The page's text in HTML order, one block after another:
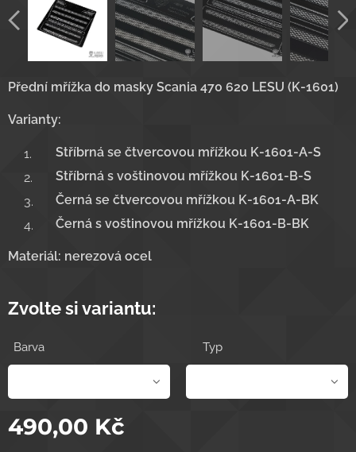
Přední mřížka do masky Scania 470 620 LESU (K-1601)
Varianty:
Stříbrná se čtvercovou mřížkou K-1601-A-S
Stříbrná s voštinovou mřížkou K-1601-B-S
Černá se čtvercovou mřížkou K-1601-A-BK
Černá s voštinovou mřížkou K-1601-B-BK
Materiál: nerezová ocel
Zvolte si variantu:
Barva Typ
490,00 Kč